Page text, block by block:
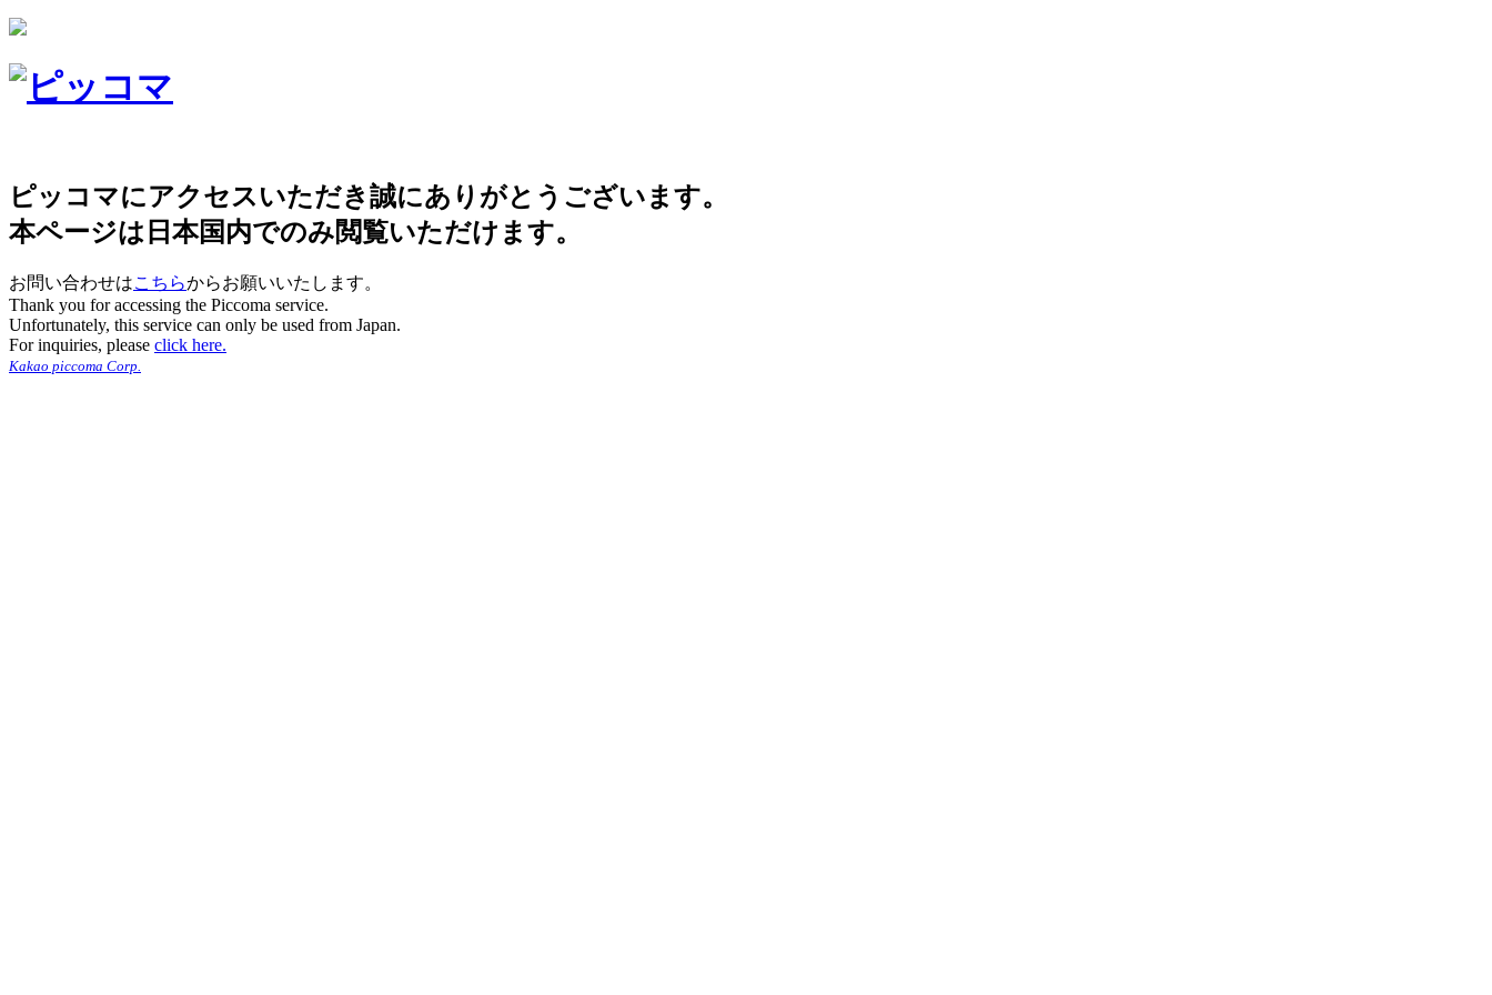
ピッコマにアクセスいただき誠にありがとうございます。
本ページは日本国内でのみ閲覧いただけます。
お問い合わせはこちらからお願いいたします。
Thank you for accessing the Piccoma service.
Unfortunately, this service can only be used from Japan.
For inquiries, please click here.
Kakao piccoma Corp.